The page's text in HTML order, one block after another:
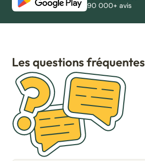
90 000+ avis
Les questions fréquentes